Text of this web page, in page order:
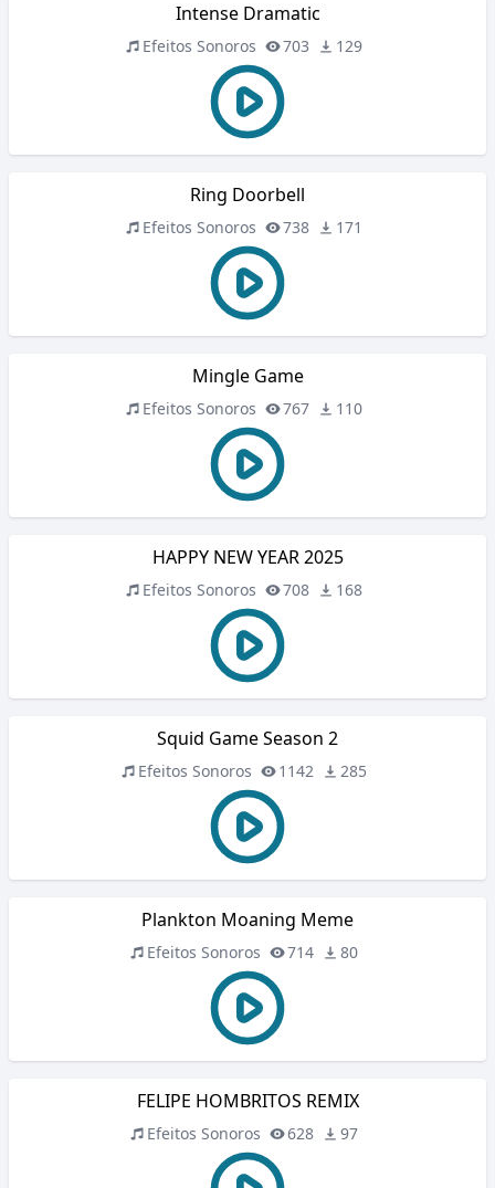
Intense Dramatic
Efeitos Sonoros 703 129
Ring Doorbell
Efeitos Sonoros 738 171
Mingle Game
Efeitos Sonoros 767 110
HAPPY NEW YEAR 2025
Efeitos Sonoros 708 168
Squid Game Season 2
Efeitos Sonoros 1142 285
Plankton Moaning Meme
Efeitos Sonoros 714 80
FELIPE HOMBRITOS REMIX
Efeitos Sonoros 628 97